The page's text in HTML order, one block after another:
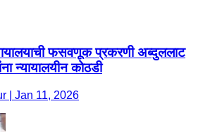
फसवणूक प्रकरणी अब्दुललाट
न्यायालयीन कोठडी
| Jan 11, 2026